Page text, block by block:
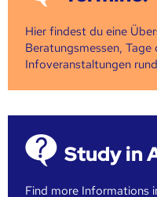
Hier findest du eine
Beratungsmessen,
Infoveranstaltungen
Study in
Find more Informations